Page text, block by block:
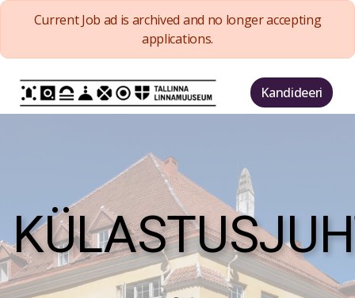
Current Job ad is archived and no longer accepting
applications.
Kandideeri